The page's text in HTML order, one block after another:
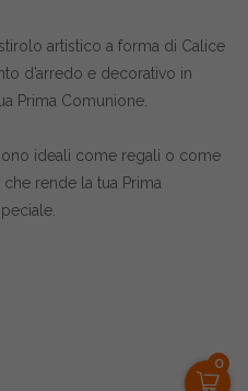
0
artistico a forma di Calice
d’arredo e decorativo in
Prima Comunione.
ideali come regali o come
rende la tua Prima